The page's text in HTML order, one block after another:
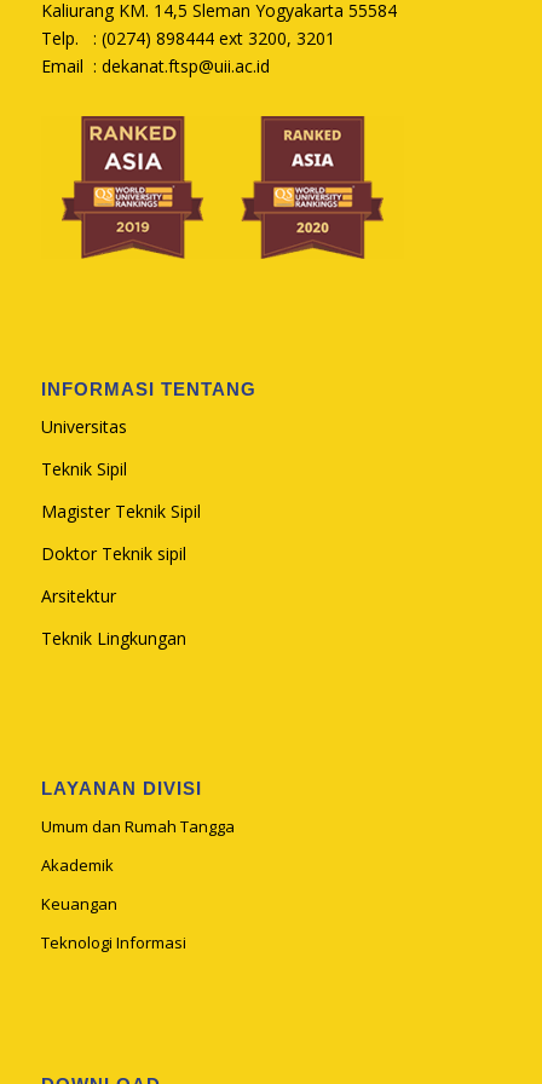
Kaliurang KM. 14,5 Sleman Yogyakarta 55584
Telp. : (0274) 898444 ext 3200, 3201
Email : dekanat.ftsp@uii.ac.id
INFORMASI TENTANG
Universitas
Teknik Sipil
Magister Teknik Sipil
Doktor Teknik sipil
Arsitektur
Teknik Lingkungan
LAYANAN DIVISI
Umum dan Rumah Tangga
Akademik
Keuangan
Teknologi Informasi